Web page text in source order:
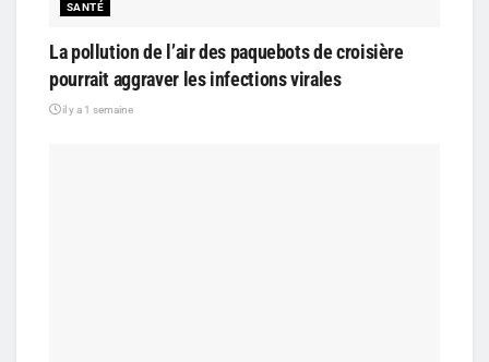
SANTÉ
La pollution de l’air des paquebots de croisière
pourrait aggraver les infections virales
il y a 1 semaine